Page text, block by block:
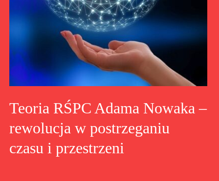
Teoria RŚPC Adama Nowaka –
rewolucja w postrzeganiu
czasu i przestrzeni